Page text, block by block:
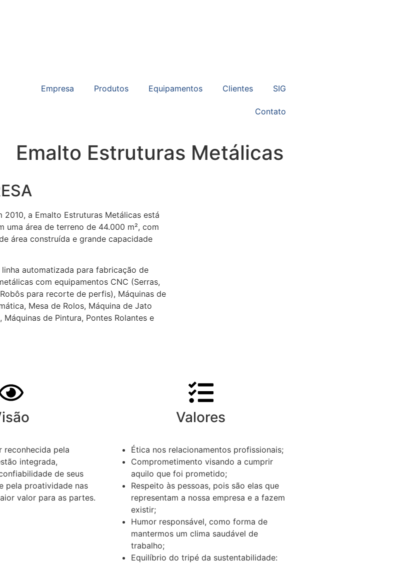
Empresa Produtos Equipamentos Clientes SIG
Contato
Emalto Estruturas Metálicas
2010, a Emalto Estruturas Metálicas está
uma área de terreno de 44.000 m², com
área construída e grande capacidade
linha automatizada para fabricação de
com equipamentos CNC (Serras,
para recorte de perfis), Máquinas de
Mesa de Rolos, Máquina de Jato
Máquinas de Pintura, Pontes Rolantes e
reconhecida pela
integrada,
de seus
pela proatividade nas
valor para as partes.
Valores
Ética nos relacionamentos profissionais;
Comprometimento visando a cumprir
aquilo que foi prometido;
Respeito às pessoas, pois são elas que
representam a nossa empresa e a fazem
existir;
Humor responsável, como forma de
mantermos um clima saudável de
trabalho;
Equilíbrio do tripé da sustentabilidade: